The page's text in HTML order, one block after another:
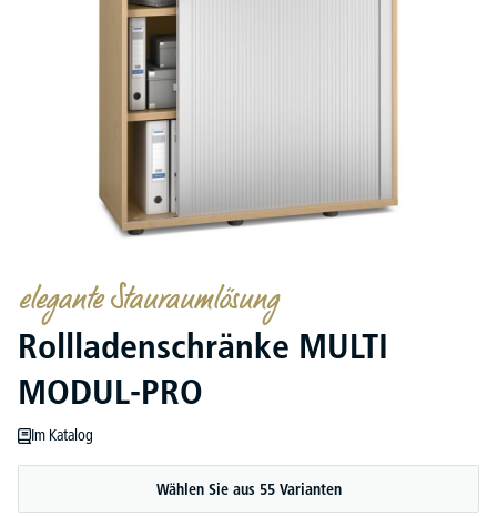
elegante Stauraumlösung
Rollladenschränke MULTI
MODUL-PRO
Im Katalog
Wählen Sie aus 55 Varianten